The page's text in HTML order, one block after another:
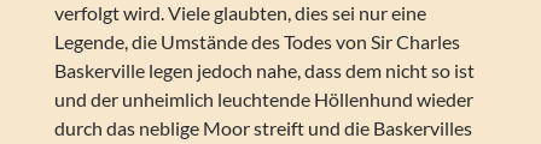
verfolgt wird. Viele glaubten, dies sei nur eine
Legende, die Umstände des Todes von Sir Charles
Baskerville legen jedoch nahe, dass dem nicht so ist
und der unheimlich leuchtende Höllenhund wieder
durch das neblige Moor streift und die Baskervilles